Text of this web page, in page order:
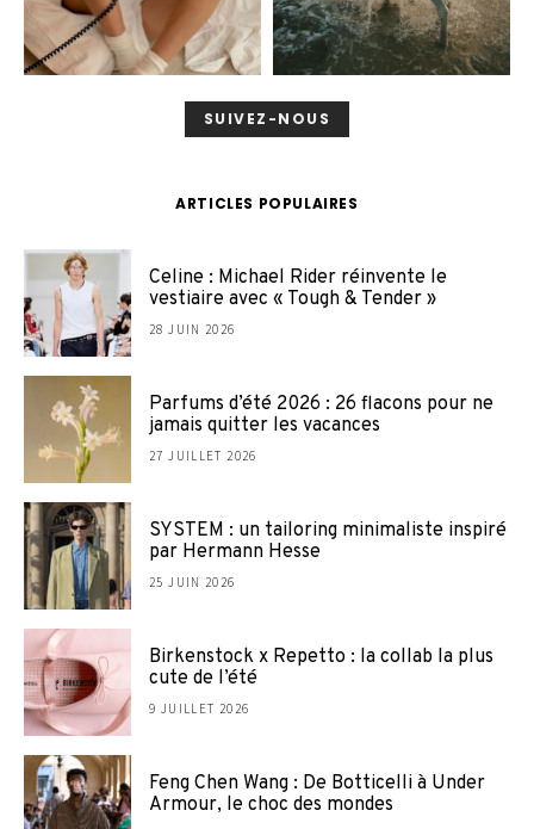
SUIVEZ-NOUS
ARTICLES POPULAIRES
Celine : Michael Rider réinvente le
vestiaire avec « Tough & Tender »
28 JUIN 2026
Parfums d’été 2026 : 26 flacons pour ne
jamais quitter les vacances
27 JUILLET 2026
SYSTEM : un tailoring minimaliste inspiré
par Hermann Hesse
25 JUIN 2026
Birkenstock x Repetto : la collab la plus
cute de l’été
9 JUILLET 2026
Feng Chen Wang : De Botticelli à Under
Armour, le choc des mondes